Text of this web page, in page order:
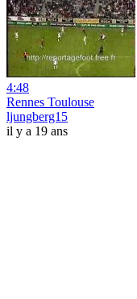
4:48
Rennes Toulouse
ljungberg15
il y a 19 ans